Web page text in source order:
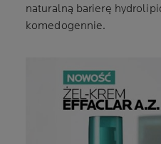
naturalną barierę
komedogennie.